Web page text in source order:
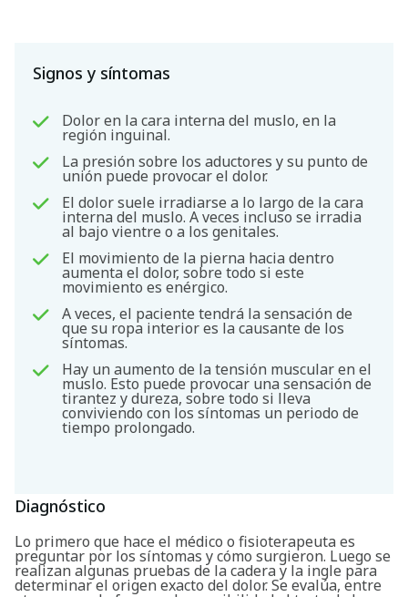
Signos y síntomas
Dolor en la cara interna del muslo, en la
región inguinal.
La presión sobre los aductores y su punto de
unión puede provocar el dolor.
El dolor suele irradiarse a lo largo de la cara
interna del muslo. A veces incluso se irradia
al bajo vientre o a los genitales.
El movimiento de la pierna hacia dentro
aumenta el dolor, sobre todo si este
movimiento es enérgico.
A veces, el paciente tendrá la sensación de
que su ropa interior es la causante de los
síntomas.
Hay un aumento de la tensión muscular en el
muslo. Esto puede provocar una sensación de
tirantez y dureza, sobre todo si lleva
conviviendo con los síntomas un periodo de
tiempo prolongado.
Diagnóstico
Lo primero que hace el médico o fisioterapeuta es
preguntar por los síntomas y cómo surgieron. Luego se
realizan algunas pruebas de la cadera y la ingle para
determinar el origen exacto del dolor. Se evalúa, entre